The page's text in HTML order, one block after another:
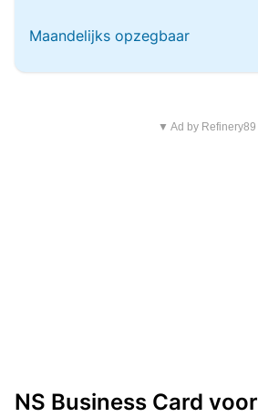
Maandelijks opzegbaar
▼ Ad by Refinery89
NS Business Card voor